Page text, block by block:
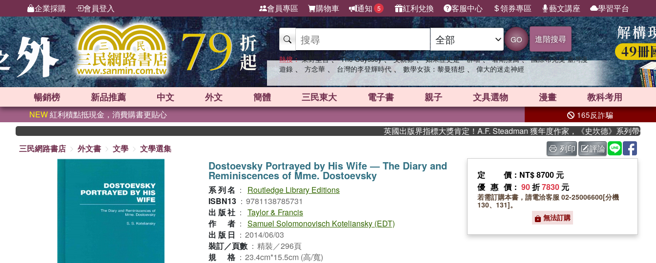
企業採購 會員登入 會員專區 購物車 通知 5 紅利兌換 客服中心 領券專區 藝文講座 學習平台
GO 進階搜尋
熱搜： 東野圭吾 、 The Odyssey 、 父親節 、 如果歷史是一群喵 、 暑期推薦 、 國際布克獎 臺灣漫
遊錄 、 方念華 、 台灣的李登輝時代 、 數學女孩：黎曼猜想 、 偉大的迷走神經
暢銷榜 新品推薦 中文 外文 簡體 三民東大 電子書 親子 文具選物 漫畫 教科考用
NEW紅利積點抵現金，消費購書更貼心 165反詐騙
英國出版界指標大獎肯定！A.F. Steadman 獲年度作家，《史坎德》系列帶你踏上
三民網路書店
外文書 文學 文學選集 列印 評論
Dostoevsky Portrayed by His Wife ― The Diary and
Reminiscences of Mme. Dostoevsky
系列名 ：
Routledge Library Editions
ISBN13 ： 9781138785731
出版社 ： Taylor & Francis
作者 ： Samuel Solomonovisch Koteliansky (EDT)
出版日 ： 2014/06/03
裝訂／頁數 ： 精裝／296頁
規格 ： 23.4cm*15.5cm (高/寬)
定價 ：NT$ 8700 元
優惠價 ： 90折7830 元
若需訂購本書，請電洽客服 02-25006600[分機
130、131]。
無法訂購